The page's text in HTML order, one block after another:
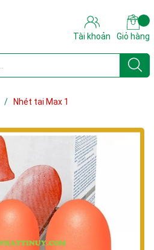
Tài khoản Giỏ hàng
/ Nhét tai Max 1